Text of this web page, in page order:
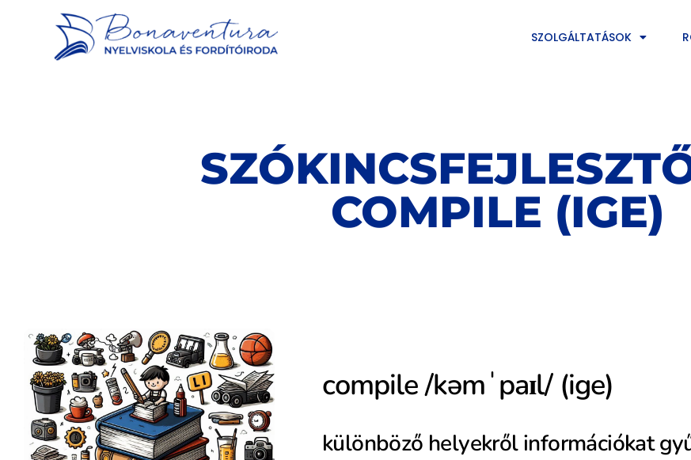
SZOLGÁLTATÁSOK
COMPILE (IGE)
compile /kəmˈpaɪl/ (ige)
különböző helyekről információkat